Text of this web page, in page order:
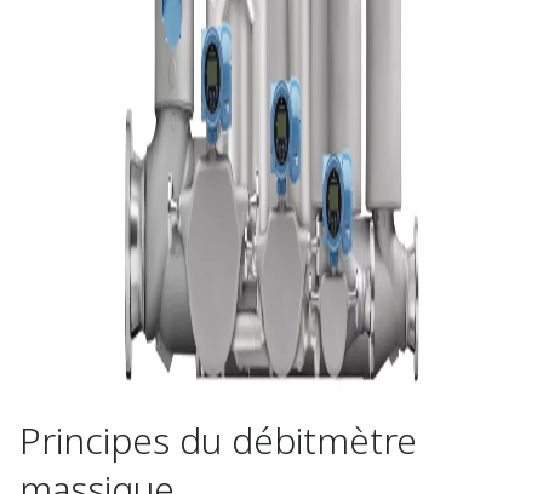
Principes du débitmètre